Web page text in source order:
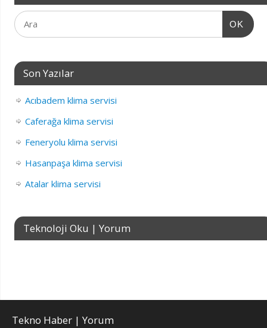
OK
Son Yazılar
Acıbadem klima servisi
Caferağa klima servisi
Feneryolu klima servisi
Hasanpaşa klima servisi
Atalar klima servisi
Teknoloji Oku | Yorum
Tekno Haber | Yorum